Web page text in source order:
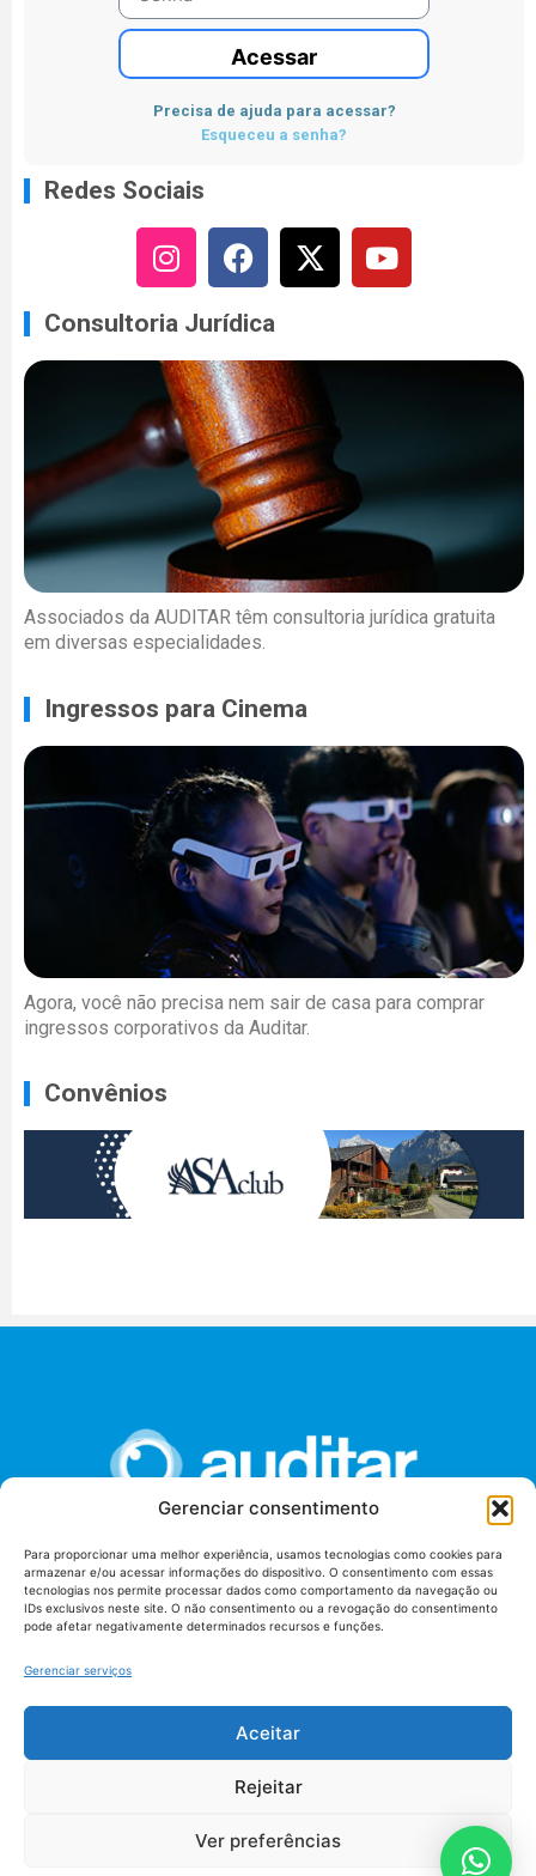
Gerenciar consentimento
Para proporcionar uma melhor experiência, usamos tecnologias como cookies para
armazenar e/ou acessar informações do dispositivo. O consentimento com essas
tecnologias nos permite processar dados como comportamento da navegação ou
IDs exclusivos neste site. O não consentimento ou a revogação do consentimento
pode afetar negativamente determinados recursos e funções.
Gerenciar serviços
Aceitar
Rejeitar
Ver preferências
Acessar
Precisa de ajuda para acessar?
Esqueceu a senha?
Redes Sociais
Consultoria Jurídica
Associados da AUDITAR têm consultoria jurídica gratuita
em diversas especialidades.
Ingressos para Cinema
Agora, você não precisa nem sair de casa para comprar
ingressos corporativos da Auditar.
Convênios
União dos Auditores Federais de Controle Externo -
AUDITAR
Setor de Administração Federal Sul (SAF/Sul), Qd. 04, Lt. 01
Tribunal de Contas da União (TCU), Subsolo, Sala S04
Termos de uso